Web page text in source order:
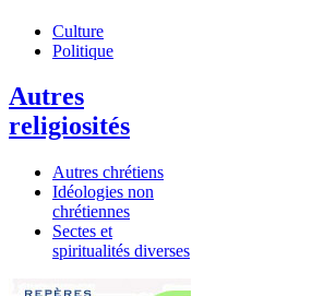
Culture
Politique
Autres
religiosités
Autres chrétiens
Idéologies non
chrétiennes
Sectes et
spiritualités diverses